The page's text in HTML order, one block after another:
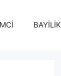
BAYİLİK